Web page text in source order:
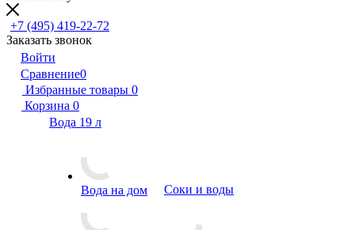
+7 (495) 419-22-72
Заказать звонок
Войти
Сравнение0
Избранные товары 0
Корзина 0
Вода 19 л
Вода на дом Соки и воды